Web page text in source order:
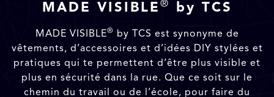
MADE VISIBLE ® by TCS
MADE VISIBLE® by TCS est synonyme de
vêtements, d’accessoires et d’idées DIY stylées et
pratiques qui te permettent d’être plus visible et
plus en sécurité dans la rue. Que ce soit sur le
chemin du travail ou de l’école, pour faire du